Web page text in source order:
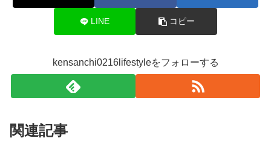
LINE コピー
kensanchi0216lifestyleをフォローする
関連記事